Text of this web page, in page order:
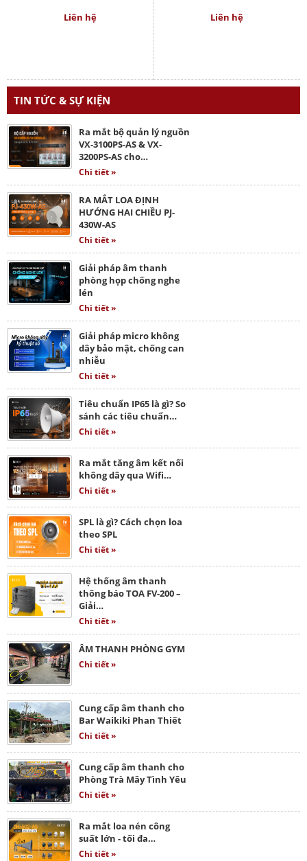
Liên hệ Liên hệ
TIN TỨC & SỰ KIỆN
Ra mắt bộ quản lý nguồn
VX-3100PS-AS & VX-
3200PS-AS cho…
Chi tiết »
RA MẮT LOA ĐỊNH
HƯỚNG HAI CHIỀU PJ-
430W-AS
Chi tiết »
Giải pháp âm thanh
phòng họp chống nghe
lén
Chi tiết »
Giải pháp micro không
dây bảo mật, chống can
nhiễu
Chi tiết »
Tiêu chuẩn IP65 là gì? So
sánh các tiêu chuẩn…
Chi tiết »
Ra mắt tăng âm kết nối
không dây qua Wifi…
Chi tiết »
SPL là gì? Cách chọn loa
theo SPL
Chi tiết »
Hệ thống âm thanh
thông báo TOA FV-200 –
Giải…
Chi tiết »
ÂM THANH PHÒNG GYM
Chi tiết »
Cung cấp âm thanh cho
Bar Waikiki Phan Thiết
Chi tiết »
Cung cấp âm thanh cho
Phòng Trà Mây Tình Yêu
Chi tiết »
Ra mắt loa nén công
suất lớn - tối đa…
Chi tiết »